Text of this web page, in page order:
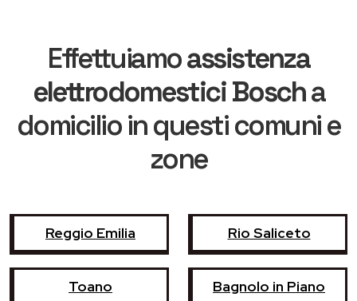
Effettuiamoassistenza
elettrodomestici Boscha
domicilio in questi comuni e
zone
Reggio Emilia Rio Saliceto
Toano Bagnolo in Piano